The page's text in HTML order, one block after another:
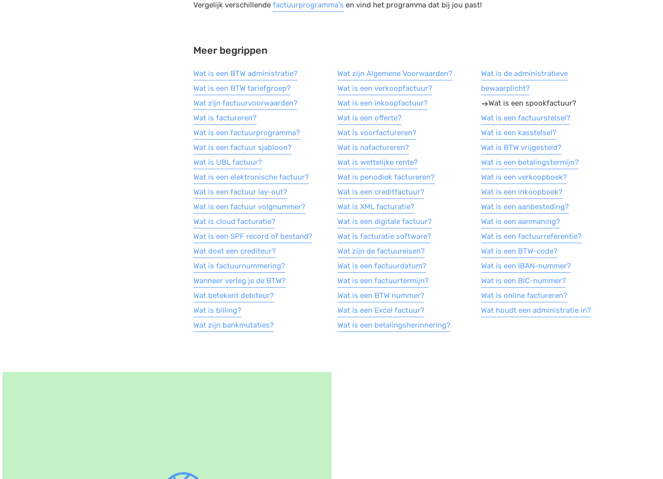
Vergelijk verschillende factuurprogramma's en vind het programma dat bij jou past!
Meer begrippen
Wat is een BTW administratie?
Wat is een BTW tariefgroep?
Wat zijn factuurvoorwaarden?
Wat is factureren?
Wat is een factuurprogramma?
Wat is een factuur sjabloon?
Wat is UBL factuur?
Wat is een elektronische factuur?
Wat is een factuur lay-out?
Wat is een factuur volgnummer?
Wat is cloud facturatie?
Wat is een SPF record of bestand?
Wat doet een crediteur?
Wat is factuurnummering?
Wanneer verleg je de BTW?
Wat betekent debiteur?
Wat is billing?
Wat zijn bankmutaties?
Wat zijn Algemene Voorwaarden?
Wat is een verkoopfactuur?
Wat is een inkoopfactuur?
Wat is een offerte?
Wat is voorfactureren?
Wat is nafactureren?
Wat is wettelijke rente?
Wat is periodiek factureren?
Wat is een creditfactuur?
Wat is XML facturatie?
Wat is een digitale factuur?
Wat is facturatie software?
Wat zijn de factuureisen?
Wat is een factuurdatum?
Wat is een factuurtermijn?
Wat is een BTW nummer?
Wat is een Excel factuur?
Wat is een betalingsherinnering?
Wat is de administratieve
bewaarplicht?
Wat is een spookfactuur?
Wat is een factuurstelsel?
Wat is een kasstelsel?
Wat is BTW vrijgesteld?
Wat is een betalingstermijn?
Wat is een verkoopboek?
Wat is een inkoopboek?
Wat is een aanbesteding?
Wat is een aanmaning?
Wat is een factuurreferentie?
Wat is een BTW-code?
Wat is een IBAN-nummer?
Wat is een BIC-nummer?
Wat is online factureren?
Wat houdt een administratie in?